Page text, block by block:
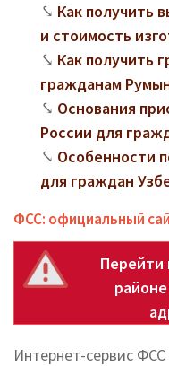
Как получить
и стоимость
Как получить
гражданам
Основания
России для
Особенности
для граждан
ФСС: официальный
Перейти
Интернет-сервис